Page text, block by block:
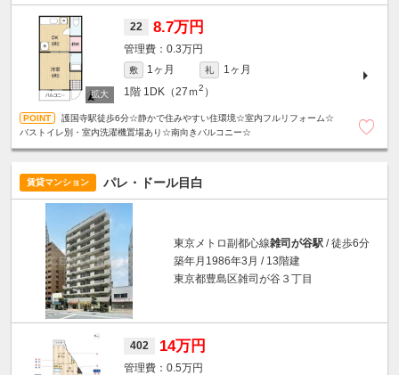
22 8.7万円
0.3万円
敷 1ヶ月 礼
1ヶ月
1階 1DK（27ｍ2 ）
護国寺駅徒歩6分☆静かで住みやすい住環境☆室内フルリフォーム☆
バストイレ別・室内洗濯機置場あり☆南向きバルコニー☆
賃貸マンション パレ・ドール目白
東京メトロ副都心線雑司が谷駅 / 徒歩6分
築年月1986年3月 / 13階建
東京都豊島区雑司が谷３丁目
402 14万円
0.5万円